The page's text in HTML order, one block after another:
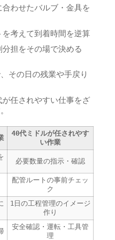
わせたバルブ・金具を
考えて到着時間を逆算
担をその場で決める
その日の残業や手戻り
任されやすい仕事をざ
40代ミドルが任されやす
い作業
必要数量の指示・確認
配管ルートの事前チェッ
ク
1日の工程管理のイメージ
作り
安全確認・運転・工具管
理